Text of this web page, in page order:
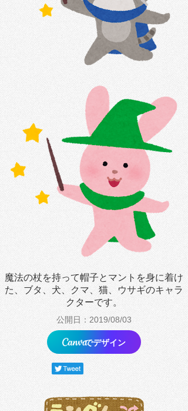
魔法の杖を持って帽子とマントを身に着け
た、ブタ、犬、クマ、猫、ウサギのキャラ
クターです。
公開日：2019/08/03
でデザイン